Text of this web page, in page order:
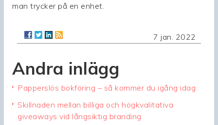
man trycker på en enhet.
7 jan. 2022
Andra inlägg
Papperslös bokföring – så kommer du igång idag
Skillnaden mellan billiga och högkvalitativa
giveaways vid långsiktig branding